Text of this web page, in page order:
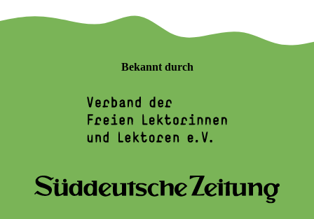
Bekannt durch